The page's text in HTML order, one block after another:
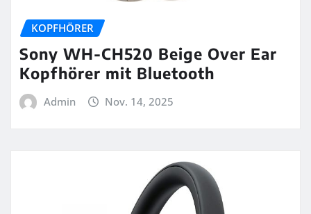
KOPFHÖRER
Sony WH-CH520 Beige Over Ear
Kopfhörer mit Bluetooth
Admin Nov. 14, 2025